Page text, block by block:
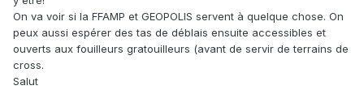
On va voir si la FFAMP et GEOPOLIS servent à quelque chose. On
peux aussi espérer des tas de déblais ensuite accessibles et
ouverts aux fouilleurs gratouilleurs (avant de servir de terrains de
cross.
Salut